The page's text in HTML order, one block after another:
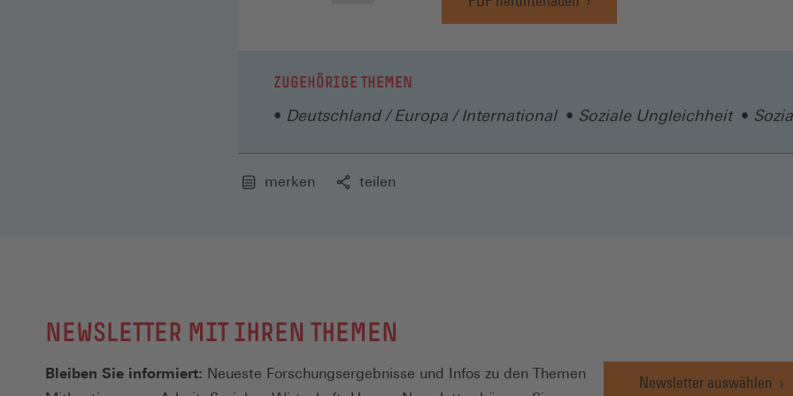
(Öffnet
in
ZUGEHÖRIGE THEMEN
Deutschland / Europa / International Soziale Ungleichheit
merken teilen
NEWSLETTER MIT IHREN THEMEN
Bleiben Sie informiert: Neueste Forschungsergebnisse und Infos zu den Themen
Newsletter auswählen